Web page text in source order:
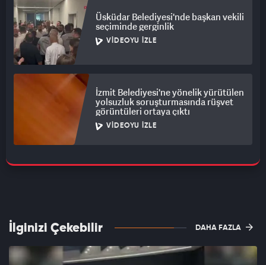
Üsküdar Belediyesi'nde başkan vekili
seçiminde gerginlik
VIDEOYU İZLE
İzmit Belediyesi'ne yönelik yürütülen
yolsuzluk soruşturmasında rüşvet
görüntüleri ortaya çıktı
VIDEOYU İZLE
İlginizi Çekebilir DAHA FAZLA